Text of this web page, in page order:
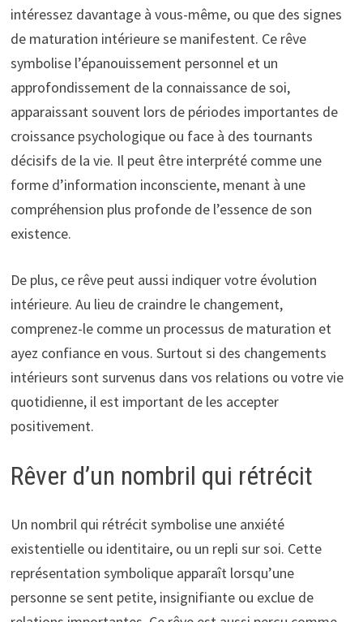
intéressez davantage à vous-même, ou que des signes
de maturation intérieure se manifestent. Ce rêve
symbolise l’épanouissement personnel et un
approfondissement de la connaissance de soi,
apparaissant souvent lors de périodes importantes de
croissance psychologique ou face à des tournants
décisifs de la vie. Il peut être interprété comme une
forme d’information inconsciente, menant à une
compréhension plus profonde de l’essence de son
existence.
De plus, ce rêve peut aussi indiquer votre évolution
intérieure. Au lieu de craindre le changement,
comprenez-le comme un processus de maturation et
ayez confiance en vous. Surtout si des changements
intérieurs sont survenus dans vos relations ou votre vie
quotidienne, il est important de les accepter
positivement.
Rêver d’un nombril qui rétrécit
Un nombril qui rétrécit symbolise une anxiété
existentielle ou identitaire, ou un repli sur soi. Cette
représentation symbolique apparaît lorsqu’une
personne se sent petite, insignifiante ou exclue de